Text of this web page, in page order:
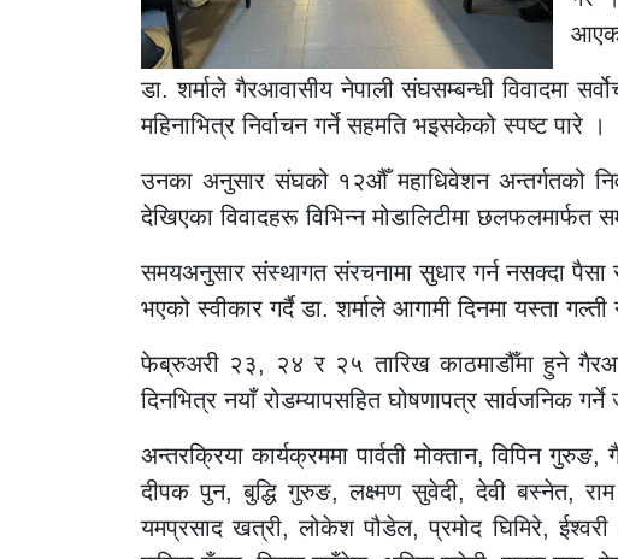
डा. शर्माले गैरआवासीय नेपाली संघसम्बन्धी विवादमा
महिनाभित्र निर्वाचन गर्ने सहमति भइसकेको स्पष्ट पारे ।
उनका अनुसार संघको १२औँ महाधिवेशन अन्तर्गतको
देखिएका विवादहरू विभिन्न मोडालिटीमा
समयअनुसार संस्थागत संरचनामा सुधार गर्न नसक्दा पैसा
भएको स्वीकार गर्दै डा. शर्माले आगामी दिनमा यस्ता
फेब्रुअरी २३, २४ र २५ तारिख काठमाडौँमा हुने
दिनभित्र नयाँ रोडम्यापसहित घोषणापत्र सार्वजनिक गर्ने
अन्तरक्रिया कार्यक्रममा पार्वती मोक्तान, विपिन
दीपक पुन, बुद्धि गुरुङ, लक्ष्मण सुवेदी, देवी बस्नेत,
यमप्रसाद खत्री, लोकेश पौडेल, प्रमोद घिमिरे,